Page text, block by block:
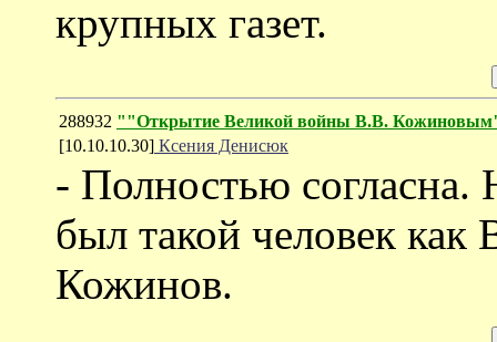
крупных газет.
288932 ""Открытие Великой войны В.В.
[10.10.10.30] Ксения Денисюк
- Полностью согласна.
был такой человек
Кожинов.